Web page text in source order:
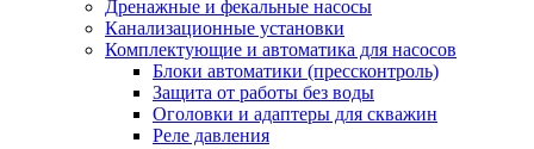
Дренажные и фекальные насосы
Канализационные установки
Комплектующие и автоматика для насосов
Блоки автоматики (прессконтроль)
Защита от работы без воды
Оголовки и адаптеры для скважин
Реле давления